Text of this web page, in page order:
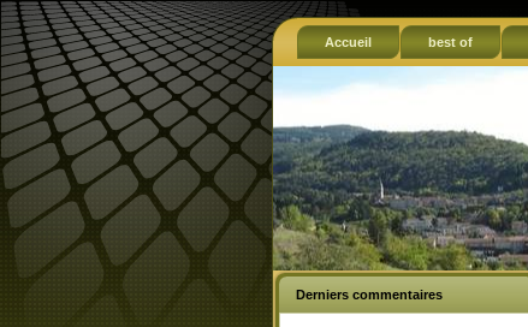
Accueil best of
Derniers commentaires